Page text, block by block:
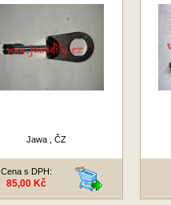
Jawa , ČZ
Cena s DPH:
85,00 Kč